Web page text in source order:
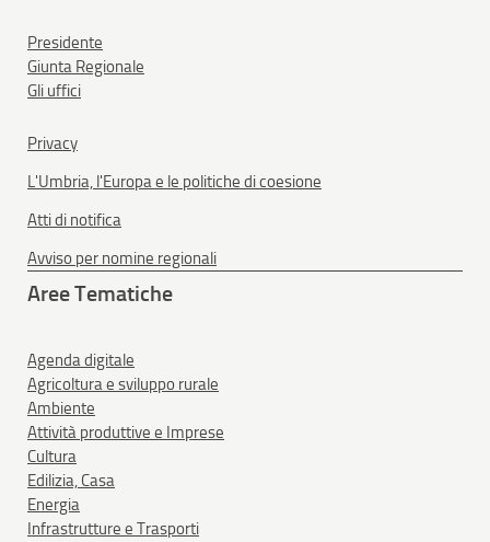
Presidente
Giunta Regionale
Gli uffici
Privacy
L'Umbria, l'Europa e le politiche di coesione
Atti di notifica
Avviso per nomine regionali
Aree Tematiche
Agenda digitale
Agricoltura e sviluppo rurale
Ambiente
Attività produttive e Imprese
Cultura
Edilizia, Casa
Energia
Infrastrutture e Trasporti